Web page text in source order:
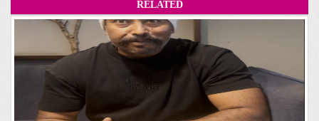
RELATED